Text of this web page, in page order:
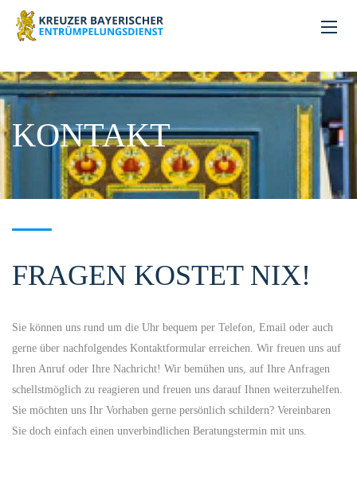
KONTAKT
FRAGEN KOSTET NIX!
Sie können uns rund um die Uhr bequem per Telefon, Email oder auch
gerne über nachfolgendes Kontaktformular erreichen. Wir freuen uns auf
Ihren Anruf oder Ihre Nachricht! Wir bemühen uns, auf Ihre Anfragen
schellstmöglich zu reagieren und freuen uns darauf Ihnen weiterzuhelfen.
Sie möchten uns Ihr Vorhaben gerne persönlich schildern? Vereinbaren
Sie doch einfach einen unverbindlichen Beratungstermin mit uns.